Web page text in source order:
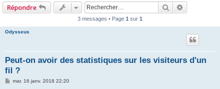
Répondre Rechercher
3 messages • Page 1 sur 1
Odysseus
Peut-on avoir des statistiques sur les visiteurs d'un
fil ?
Mmar. 16 janv. 2018 22:20